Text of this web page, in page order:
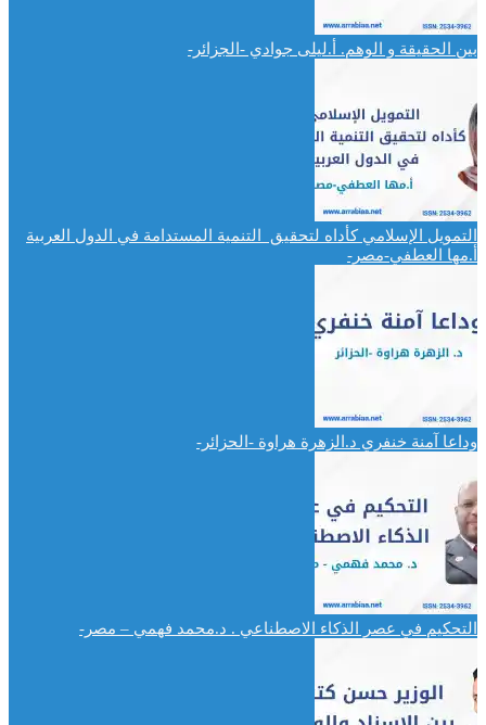
بين الحقيقة و الوهم. أ.ليلى جوادي -الجزائر-
التمويل الإسلامي كأداه لتحقيق التنمية المستدامة في الدول العربية
أ.مها العطفي-مصر-
وداعا آمنة خنفري د.الزهرة هراوة -الحزائر-
التحكيم في عصر الذكاء الاصطناعي . د.محمد فهمي – مصر-